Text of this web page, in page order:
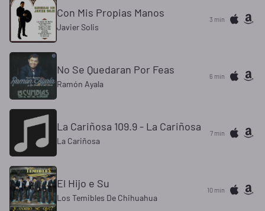
Con Mis Propias Manos
Javier Solis
3 min
No Se Quedaran Por Feas
Ramón Ayala
6 min
La Cariñosa 109.9 - La Cariñosa
La Cariñosa
7 min
El Hijo e Su
Los Temibles De Chihuahua
10 min